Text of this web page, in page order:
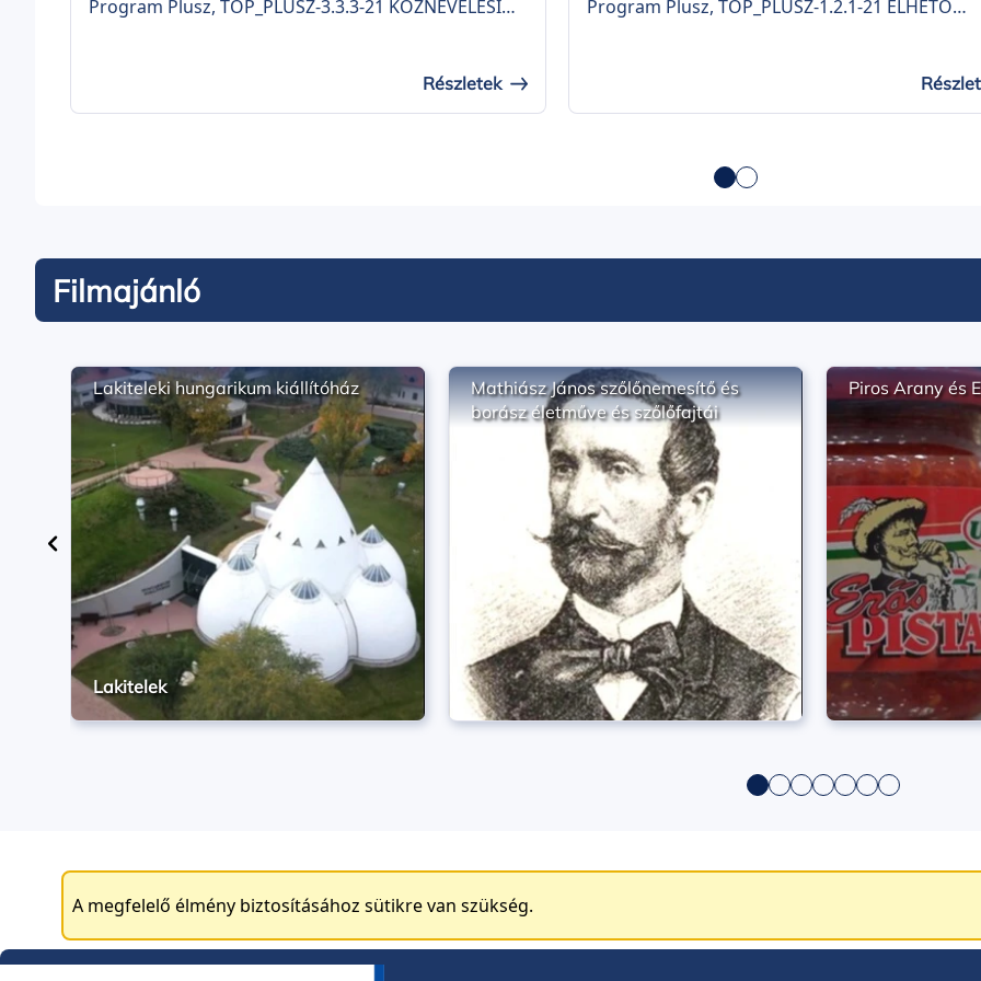
Program Plusz, TOP_PLUSZ-3.3.3-21 KÖZNEVELÉSI
iskolában” címmel (projekt azonosítószáma:Részletek
Program Plusz, TOP_PLUSZ-1.2.1-21 ÉLHETŐ
TOP_PLUSZ-1.2.1-21-BK1-2023-00037). A projekt
Filmajánló
Lakiteleki hungarikum kiállítóház
Lakitelek
Mathiász János szőlőnemesítő és
borász életműve és szőlőfajtái
Piros Arany és
A megfelelő élmény biztosításához sütikre van szükség.